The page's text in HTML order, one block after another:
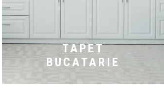
TAPET
BUCATARIE